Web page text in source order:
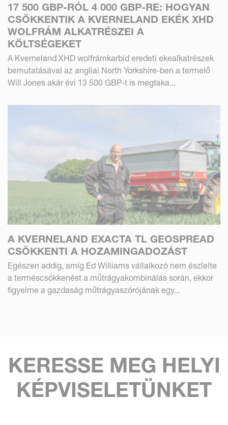
17 500 GBP-RÓL 4 000 GBP-RE: HOGYAN
CSÖKKENTIK A KVERNELAND EKÉK XHD
WOLFRÁM ALKATRÉSZEI A
KÖLTSÉGEKET
A Kverneland XHD wolfrámkarbid eredeti ekealkatrészek
bemutatásával az angliai North Yorkshire-ben a termelő
Will Jones akár évi 13 500 GBP-t is megtaka...
A KVERNELAND EXACTA TL GEOSPREAD
CSÖKKENTI A HOZAMINGADOZÁST
Egészen addig, amíg Ed Williams vállalkozó nem észlelte
a terméscsökkenést a műtrágyakombinálás során, ekkor
figyelme a gazdaság műtrágyaszórójának egy...
KERESSE MEG HELYI
KÉPVISELETÜNKET